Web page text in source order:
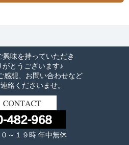
興味を持っていただき
がとうございます♪
感想、お問い合わせなど
絡くださいませ。
～１９時 年中無休